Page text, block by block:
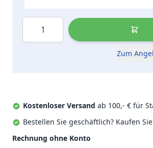
Menge
Zum
Kostenloser Versand ab 100,- € für
Bestellen Sie geschäftlich? Kaufen
Rechnung ohne Konto